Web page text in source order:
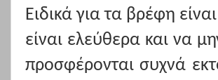
Ειδικά για τα βρέφη
είναι ελεύθερα και να
προσφέρονται συχνά